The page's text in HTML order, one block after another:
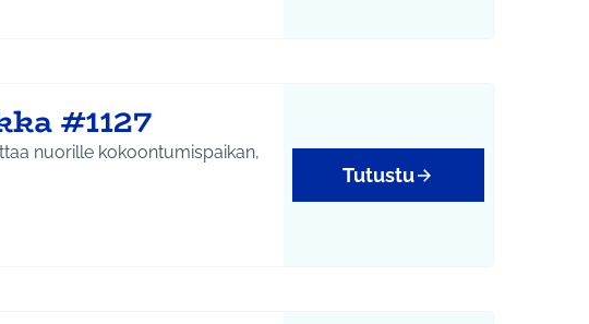
#1127
nuorille kokoontumispaikan,
Tutustu